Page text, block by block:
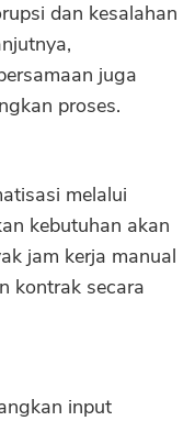
dan kesalahan
juga
proses.
melalui
kebutuhan akan
jam kerja manual
kontrak secara
input